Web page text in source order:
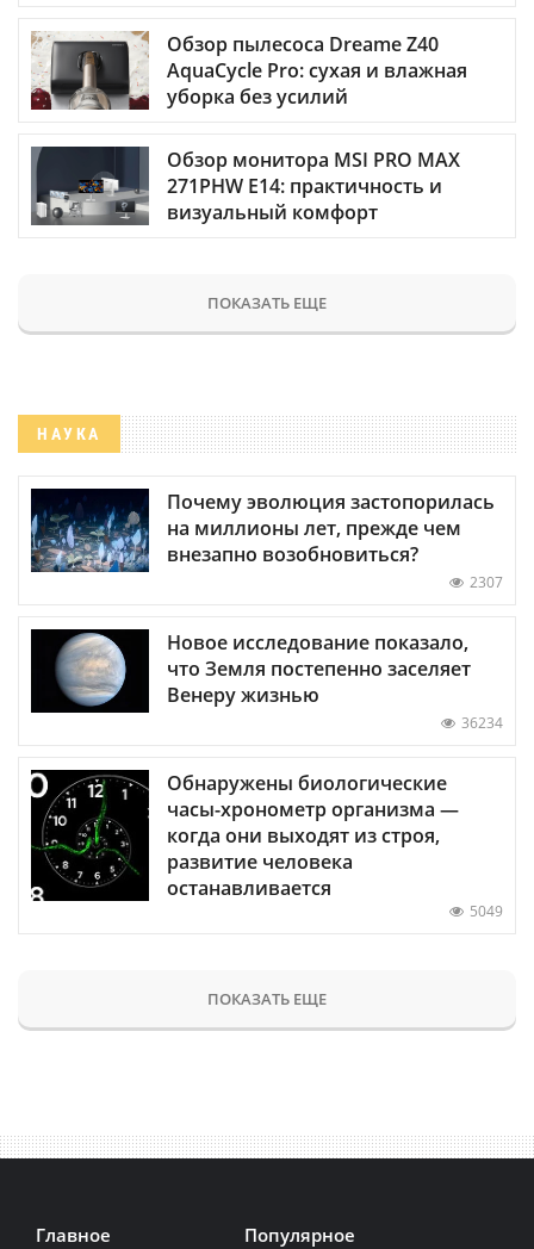
Обзор пылесоса Dreame Z40
AquaCycle Pro: сухая и влажная
уборка без усилий
Обзор монитора MSI PRO MAX
271PHW E14: практичность и
визуальный комфорт
ПОКАЗАТЬ ЕЩЕ
НАУКА
Почему эволюция застопорилась
на миллионы лет, прежде чем
внезапно возобновиться?
2307
Новое исследование показало,
что Земля постепенно заселяет
Венеру жизнью
36234
Обнаружены биологические
часы-хронометр организма —
когда они выходят из строя,
развитие человека
останавливается
5049
ПОКАЗАТЬ ЕЩЕ
Главное Популярное